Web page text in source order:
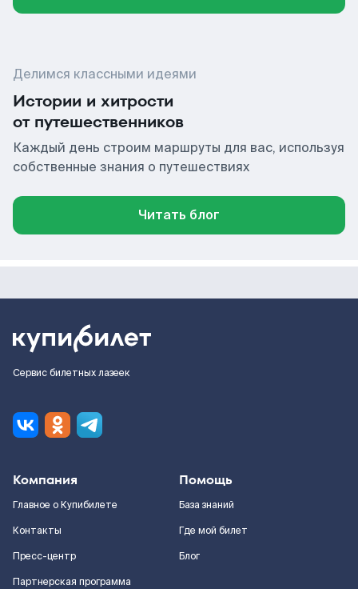
Делимся классными идеями
Истории и хитрости
от путешественников
Каждый день строим маршруты для вас, используя
собственные знания о путешествиях
Читать блог
Сервис билетных лазеек
Компания
Главное о Купибилете
Контакты
Пресс-центр
Партнерская программа
Помощь
База знаний
Где мой билет
Блог